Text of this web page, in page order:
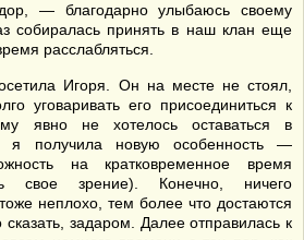
— благодарно улыбаюсь своему
собиралась принять в наш клан еще
расслабляться.
Игоря. Он на месте не стоял,
уговаривать его присоединиться к
явно не хотелось оставаться в
я получила новую особенность —
на кратковременное время
свое зрение). Конечно, ничего
неплохо, тем более что достаются
задаром. Далее отправилась к